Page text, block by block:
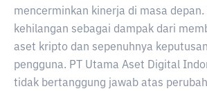
mencerminkan kinerja di masa
kehilangan sebagai dampak dari
aset kripto dan sepenuhnya
pengguna. PT Utama Aset Digital
tidak bertanggung jawab atas